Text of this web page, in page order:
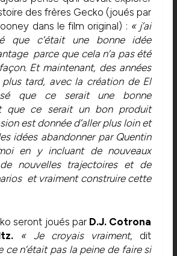
des frères Gecko (joués par
dans le film original) : « j’ai
que c’était une bonne idée
parce que cela n’a pas été
Et maintenant, des années
tard, avec la création de El
que ce serait une bonne
que ce serait un bon produit
est donnée d’aller plus loin et
idées abandonner par Quentin
en y incluant de nouveaux
de nouvelles trajectoires et de
et vraiment construire cette
seront joués par D.J. Cotrona
« Je croyais vraiment, dit
ce n’était pas la peine de faire si